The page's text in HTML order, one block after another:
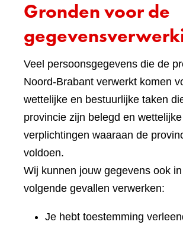
Gronden voor de
Veel persoonsgegevens die de
Noord-Brabant verwerkt komen
wettelijke en bestuurlijke taken
provincie zijn belegd en wettelijke
verplichtingen waaraan de
voldoen.
Wij kunnen jouw gegevens ook
volgende gevallen verwerken:
Je hebt toestemming